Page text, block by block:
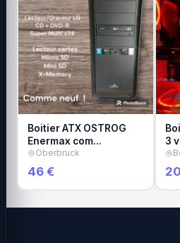
Boitier ATX OSTROG
Enermax com…
Oberbruck
46 €
3